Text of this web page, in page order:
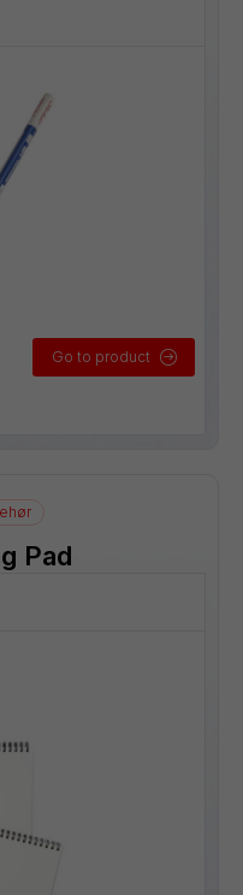
Go to product
Pad